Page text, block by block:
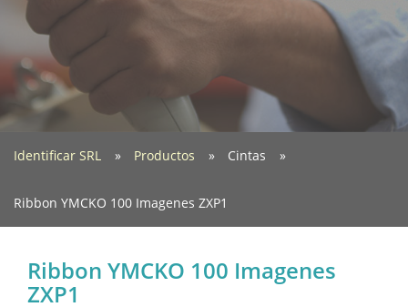
Identificar SRL Productos Cintas
Ribbon YMCKO 100 Imagenes ZXP1
Ribbon YMCKO 100 Imagenes
ZXP1